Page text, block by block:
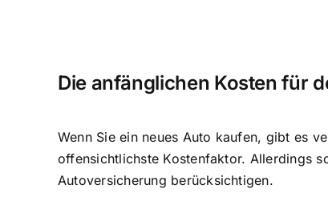
Die anfänglichen Kosten für
Wenn Sie ein neues Auto kaufen, gibt es
offensichtlichste Kostenfaktor. Allerdings
Autoversicherung berücksichtigen.